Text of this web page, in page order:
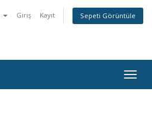
Giriş Kayıt Sepeti Görüntüle